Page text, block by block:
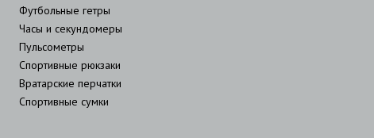
Футбольные гетры
Часы и секундомеры
Пульсометры
Спортивные рюкзаки
Вратарские перчатки
Спортивные сумки